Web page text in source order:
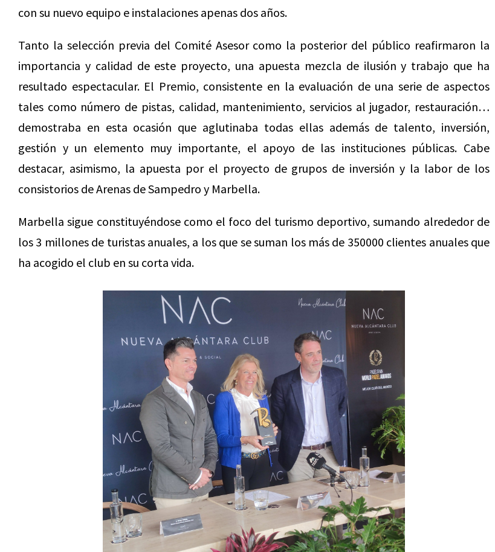
con su nuevo equipo e instalaciones apenas dos años.
Tanto la selección previa del Comité Asesor como la posterior del público reafirmaron la
importancia y calidad de este proyecto, una apuesta mezcla de ilusión y trabajo que ha
resultado espectacular. El Premio, consistente en la evaluación de una serie de aspectos
tales como número de pistas, calidad, mantenimiento, servicios al jugador, restauración…
demostraba en esta ocasión que aglutinaba todas ellas además de talento, inversión,
gestión y un elemento muy importante, el apoyo de las instituciones públicas. Cabe
destacar, asimismo, la apuesta por el proyecto de grupos de inversión y la labor de los
consistorios de Arenas de Sampedro y Marbella.
Marbella sigue constituyéndose como el foco del turismo deportivo, sumando alrededor de
los 3 millones de turistas anuales, a los que se suman los más de 350000 clientes anuales que
ha acogido el club en su corta vida.